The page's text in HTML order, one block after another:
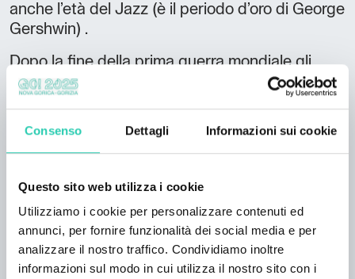
Consenso Dettagli Informazioni sui cookie
Questo sito web utilizza i cookie
Utilizziamo i cookie per personalizzare contenuti ed
annunci, per fornire funzionalità dei social media e per
analizzare il nostro traffico. Condividiamo inoltre
informazioni sul modo in cui utilizza il nostro sito con i
anche l’età del Jazz (è il periodo d’oro di George
Gershwin) .
Dopo la fine della prima guerra mondiale gli
Stati Uniti d’America hanno vissuto un periodo
di grande prosperità economica e un’esplosione
versioni cinematografiche del film “Il grande
Fitzgerald. Avrai a disposizione 1 bagno con
commodities. Posto macchina privato.